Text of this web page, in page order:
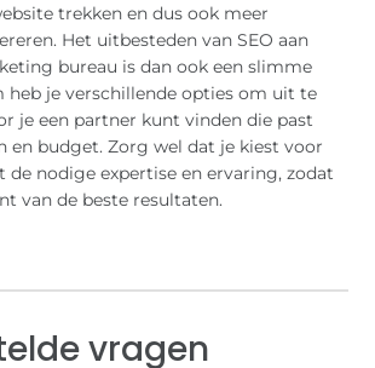
trekken en dus ook meer
Het uitbesteden van SEO aan
bureau is dan ook een slimme
heb je verschillende opties om uit te
je een partner kunt vinden die past
en budget. Zorg wel dat je kiest voor
de nodige expertise en ervaring, zodat
van de beste resultaten.
vragen